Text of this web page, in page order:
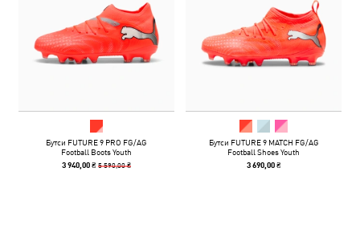
Бутси FUTURE 9 PRO FG/AG
Football Boots Youth
3 940,00 ₴5 590,00 ₴
Бутси FUTURE 9 MATCH FG/AG
Football Shoes Youth
3 690,00 ₴